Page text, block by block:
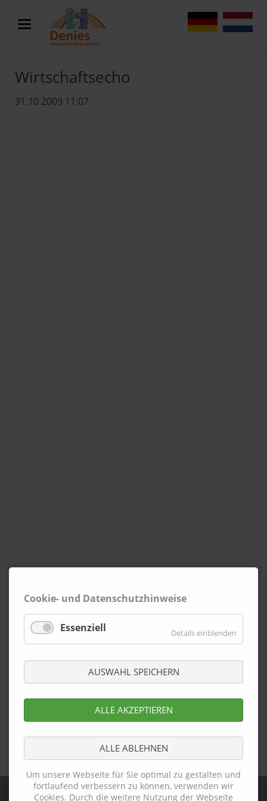
Cookie- und Datenschutzhinweise
Essenziell Details einblenden
AUSWAHL SPEICHERN
ALLE AKZEPTIEREN
ALLE ABLEHNEN
Um unsere Webseite für Sie optimal zu gestalten und
fortlaufend verbessern zu können, verwenden wir
Cookies. Durch die weitere Nutzung der Webseite
DE NL
Wirtschaftsecho
31.10.2009 11:07
presse18.pdf(190,0 KiB)